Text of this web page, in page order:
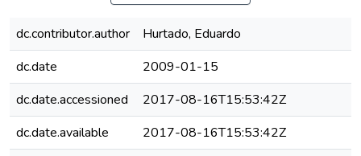
dc.contributor.author
Hurtado, Eduardo
dc.date
2009-01-15
dc.date.accessioned
2017-08-16T15:53:42Z
dc.date.available
2017-08-16T15:53:42Z